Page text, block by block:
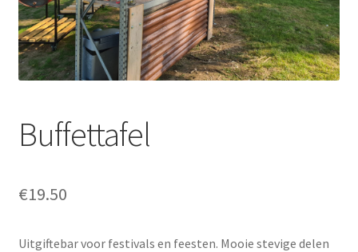
Offerte aanvraag
Privacybeleid
Buffettafel
€19.50
Uitgiftebar voor festivals en feesten. Mooie stevige delen